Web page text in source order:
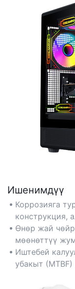
Ишенимдүү
Коррозияга
конструкция,
шарттарында
кепилдейт.
Өнөр жай
мөөнөттүү
ноутбуктарга
Иштебей
убакыт